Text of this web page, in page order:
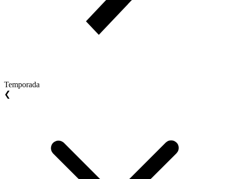
Temporada
❮